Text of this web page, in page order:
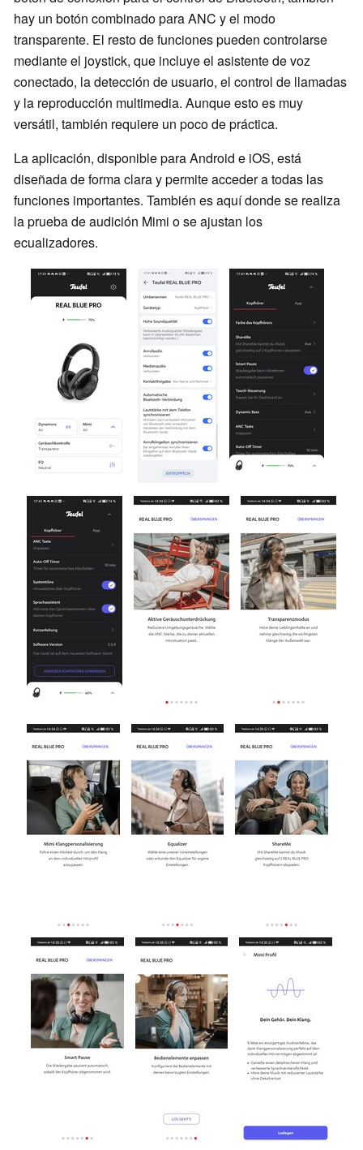
hay un botón combinado para ANC y el modo
transparente. El resto de funciones pueden controlarse
mediante el joystick, que incluye el asistente de voz
conectado, la detección de usuario, el control de llamadas
y la reproducción multimedia. Aunque esto es muy
versátil, también requiere un poco de práctica.
La aplicación, disponible para Android e iOS, está
diseñada de forma clara y permite acceder a todas las
funciones importantes. También es aquí donde se realiza
la prueba de audición Mimi o se ajustan los
ecualizadores.